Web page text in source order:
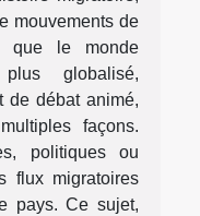
mouvements de
que le monde
globalisé,
de débat animé,
façons.
politiques ou
flux migratoires
pays. Ce sujet,